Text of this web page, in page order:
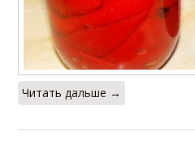
Читать дальше →